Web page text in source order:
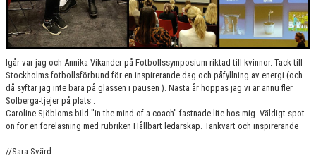
Igår var jag och Annika Vikander på Fotbollssymposium riktad till kvinnor. Tack till
Stockholms fotbollsförbund för en inspirerande dag och påfyllning av energi (och
då syftar jag inte bara på glassen i pausen ). Nästa år hoppas jag vi är ännu fler
Solberga-tjejer på plats
Caroline Sjöbloms bild "in the mind of a coach" fastnade lite hos mig. Väldigt spot-
on för en föreläsning med rubriken Hållbart ledarskap. Tänkvärt och inspirerande
//Sara Svärd